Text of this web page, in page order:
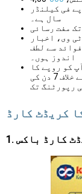
کی زیادہ سے زیادہ چھوٹ 3,500 روپے فی کیلنڈر
سال ہے۔
مفت رسائی
وی، اخبار
سے لطف
اندوز ہوں۔
کو روپے کا
کور ملتا ہے۔ 2,50,000 دھوکہ دہی کے استعمال کے خلاف 7 دن کی
رپورٹنگ تک
کریڈٹ کارڈ
کارڈ باکس